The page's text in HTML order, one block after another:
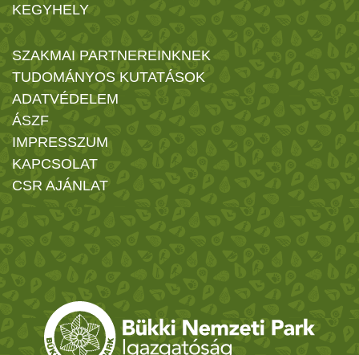
KEGYHELY
SZAKMAI PARTNEREINKNEK
TUDOMÁNYOS KUTATÁSOK
ADATVÉDELEM
ÁSZF
IMPRESSZUM
KAPCSOLAT
CSR AJÁNLAT